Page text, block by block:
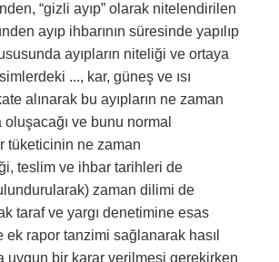
“gizli ayıp” olarak nitelendirilen
ayıp ihbarının süresinde yapılıp
ayıpların niteliği ve ortaya
..., kar, güneş ve ısı
alınarak bu ayıpların ne zaman
ve bunu normal
tüketicinin ne zaman
teslim ve ihbar tarihleri de
zaman dilimi de
taraf ve yargı denetimine esas
rapor tanzimi sağlanarak hasıl
uygun bir karar verilmesi gerekirken